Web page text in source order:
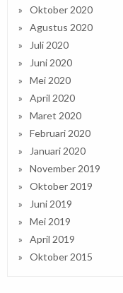
Oktober 2020
Agustus 2020
Juli 2020
Juni 2020
Mei 2020
April 2020
Maret 2020
Februari 2020
Januari 2020
November 2019
Oktober 2019
Juni 2019
Mei 2019
April 2019
Oktober 2015